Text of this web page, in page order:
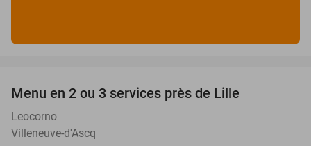
Menu en 2 ou 3 services près de Lille
Leocorno
Villeneuve-d'Ascq